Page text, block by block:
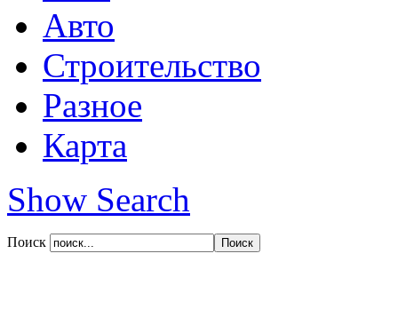
Авто
Строительство
Разное
Карта
Show Search
Поиск